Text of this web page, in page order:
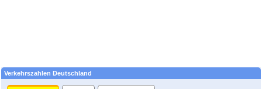
Verkehrszahlen Deutschland